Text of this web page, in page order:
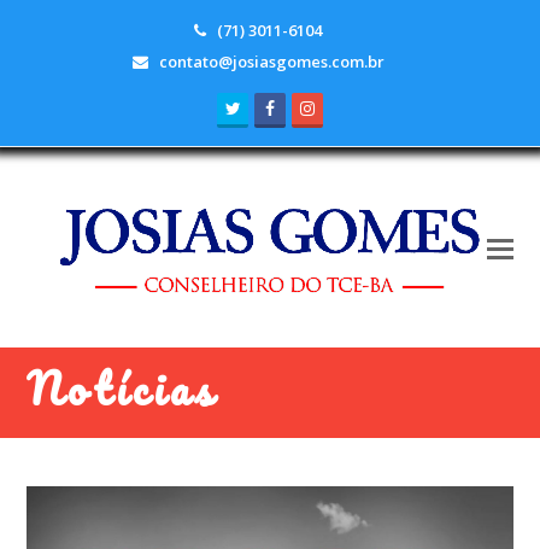
(71) 3011-6104
contato@josiasgomes.com.br
TwitterFacebook
Notícias